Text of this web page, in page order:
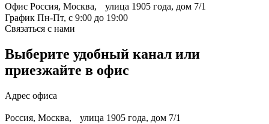
Офис Россия, Москва, улица 1905 года, дом 7/1
График Пн-Пт, с 9:00 до 19:00
Связаться с нами
Выберите удобный канал или
приезжайте в офис
Адрес офиса
Россия, Москва, улица 1905 года, дом 7/1